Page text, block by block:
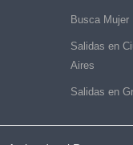
Busca Mujer
Salidas en
Aires
Salidas en